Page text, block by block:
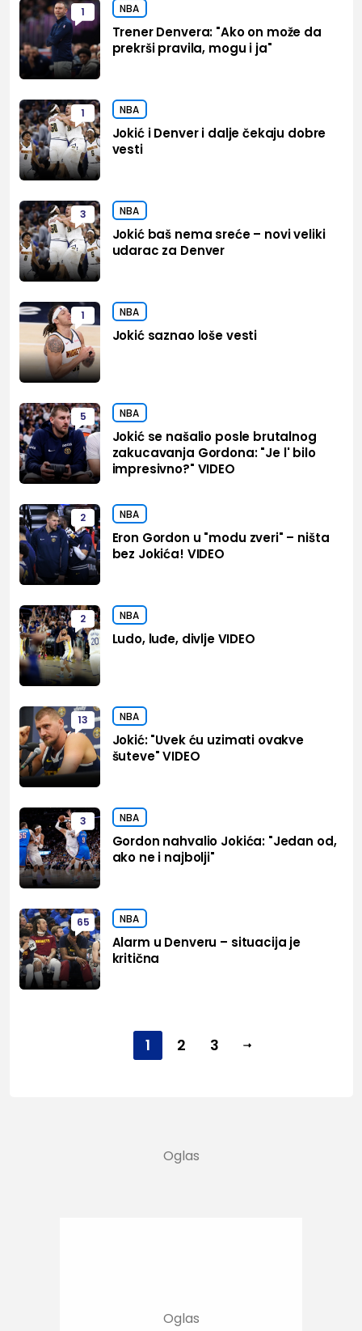
1 NBA
Trener Denvera: "Ako on može da
prekrši pravila, mogu i ja"
1 NBA
Jokić i Denver i dalje čekaju dobre
vesti
3 NBA
Jokić baš nema sreće – novi veliki
udarac za Denver
1 NBA
Jokić saznao loše vesti
5 NBA
Jokić se našalio posle brutalnog
zakucavanja Gordona: "Je l' bilo
impresivno?" VIDEO
2 NBA
Eron Gordon u "modu zveri" – ništa
bez Jokića! VIDEO
2 NBA
Ludo, luđe, divlje VIDEO
13 NBA
Jokić: "Uvek ću uzimati ovakve
šuteve" VIDEO
3 NBA
Gordon nahvalio Jokića: "Jedan od,
ako ne i najbolji"
65 NBA
Alarm u Denveru – situacija je
kritična
1 2 3